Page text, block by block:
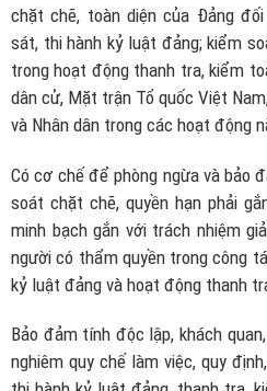
chặt chẽ, toàn diện của Đảng
sát, thi hành kỷ luật đảng; kiểm
trong hoạt động thanh tra, kiểm
dân cử, Mặt trận Tổ quốc Việt
và Nhân dân trong các hoạt động
Có cơ chế để phòng ngừa và bảo
soát chặt chẽ, quyền hạn phải
minh bạch gắn với trách nhiệm
người có thẩm quyền trong công
kỷ luật đảng và hoạt động thanh
Bảo đảm tính độc lập, khách
nghiêm quy chế làm việc, quy